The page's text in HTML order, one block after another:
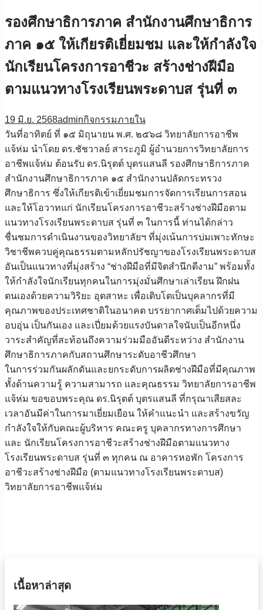
รองศึกษาธิการภาค สำนักงานศึกษาธิการ
ภาค ๑๕ ให้เกียรติเยี่ยมชม และให้กำลังใจ
นักเรียนโครงการอาชีวะ สร้างช่างฝีมือ
ตามแนวทางโรงเรียนพระดาบส รุ่นที่ ๓
19 มิ.ย. 2568adminกิจกรรมภายใน
วันที่อาทิตย์ ที่ ๑๕ มิถุนายน พ.ศ. ๒๕๖๘ วิทยาลัยการอาชีพ
แจ้ห่ม นำโดย ดร.ชัชวาลย์ สาระภูมิ ผู้อำนวยการวิทยาลัยการ
อาชีพแจ้ห่ม ต้อนรับ ดร.นิรุตต์ บุตรแสนลี รองศึกษาธิการภาค
สำนักงานศึกษาธิการภาค ๑๕ สำนักงานปลัดกระทรวง
ศึกษาธิการ ซึ่งให้เกียรติเข้าเยี่ยมชมการจัดการเรียนการสอน
และให้โอวาทแก่ นักเรียนโครงการอาชีวะสร้างช่างฝีมือตาม
แนวทางโรงเรียนพระดาบส รุ่นที่ ๓ ในการนี้ ท่านได้กล่าว
ชื่นชมการดำเนินงานของวิทยาลัยฯ ที่มุ่งเน้นการบ่มเพาะทักษะ
วิชาชีพควบคู่คุณธรรมตามหลักปรัชญาของโรงเรียนพระดาบส
อันเป็นแนวทางที่มุ่งสร้าง “ช่างฝีมือที่มีจิตสำนึกดีงาม” พร้อมทั้ง
ให้กำลังใจนักเรียนทุกคนในการมุ่งมั่นศึกษาเล่าเรียน ฝึกฝน
ตนเองด้วยความวิริยะ อุตสาหะ เพื่อเติบโตเป็นบุคลากรที่มี
คุณภาพของประเทศชาติในอนาคต บรรยากาศเต็มไปด้วยความ
อบอุ่น เป็นกันเอง และเปี่ยมด้วยแรงบันดาลใจนับเป็นอีกหนึ่ง
วาระสำคัญที่สะท้อนถึงความร่วมมืออันดีระหว่าง สำนักงาน
ศึกษาธิการภาคกับสถานศึกษาระดับอาชีวศึกษา
ในการร่วมกันผลักดันและยกระดับการผลิตช่างฝีมือที่มีคุณภาพ
ทั้งด้านความรู้ ความสามารถ และคุณธรรม วิทยาลัยการอาชีพ
แจ้ห่ม ขอขอบพระคุณ ดร.นิรุตต์ บุตรแสนลี ที่กรุณาเสียสละ
เวลาอันมีค่าในการมาเยี่ยมเยือน ให้คำแนะนำ และสร้างขวัญ
กำลังใจให้กับคณะผู้บริหาร คณะครู บุคลากรทางการศึกษา
และ นักเรียนโครงการอาชีวะสร้างช่างฝีมือตามแนวทาง
โรงเรียนพระดาบส รุ่นที่ ๓ ทุกคน ณ อาคารหอพัก โครงการ
อาชีวะสร้างช่างฝีมือ (ตามแนวทางโรงเรียนพระดาบส)
วิทยาลัยการอาชีพแจ้ห่ม
เนื้อหาล่าสุด